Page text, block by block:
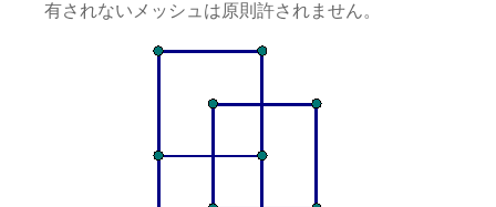
有されないメッシュは原則許されません。